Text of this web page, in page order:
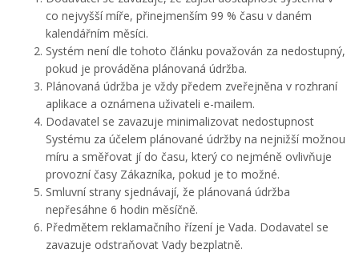
co nejvyšší míře, přinejmenším 99 % času v daném
kalendářním měsíci.
Systém není dle tohoto článku považován za nedostupný,
pokud je prováděna plánovaná údržba.
Plánovaná údržba je vždy předem zveřejněna v rozhraní
aplikace a oznámena uživateli e-mailem.
Dodavatel se zavazuje minimalizovat nedostupnost
Systému za účelem plánované údržby na nejnižší možnou
míru a směřovat jí do času, který co nejméně ovlivňuje
provozní časy Zákazníka, pokud je to možné.
Smluvní strany sjednávají, že plánovaná údržba
nepřesáhne 6 hodin měsíčně.
Předmětem reklamačního řízení je Vada. Dodavatel se
zavazuje odstraňovat Vady bezplatně.